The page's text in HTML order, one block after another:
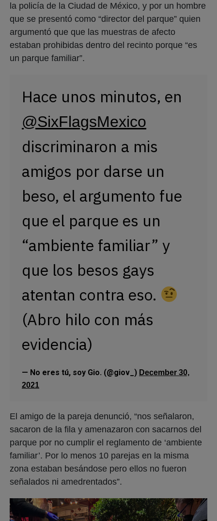
la policía de la Ciudad de México, y por un hombre
que se presentó como “director del parque” quien
argumentó que que las muestras de afecto
estaban prohibidas dentro del recinto porque “es
un parque familiar”.
Hace unos minutos, en
@SixFlagsMexico
discriminaron a mis
amigos por darse un
beso, el argumento fue
que el parque es un
“ambiente familiar” y
que los besos gays
atentan contra eso.
(Abro hilo con más
evidencia)
— No eres tú, soy Gio. (@giov_) December 30,
2021
El amigo de la pareja denunció, “nos señalaron,
sacaron de la fila y amenazaron con sacarnos del
parque por no cumplir el reglamento de ‘ambiente
familiar’. Por lo menos 10 parejas en la misma
zona estaban besándose pero ellos no fueron
señalados ni amedrentados”.